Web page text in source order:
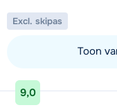
Excl. skipas
Toon
Bekijk accommodatie
9,0